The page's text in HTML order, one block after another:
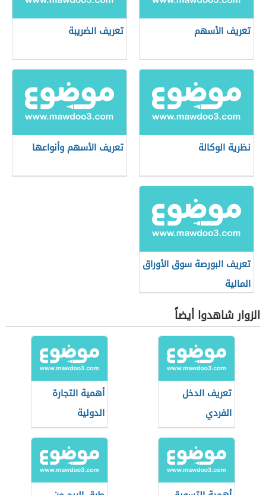
تعريف الأسهم تعريف الضريبة
نظرية الوكالة تعريف الأسهم وأنواعها
تعريف البورصة سوق الأوراق
المالية
الزوار شاهدوا أيضاً
تعريف الدخل
الفردي
أهمية التجارة
الدولية